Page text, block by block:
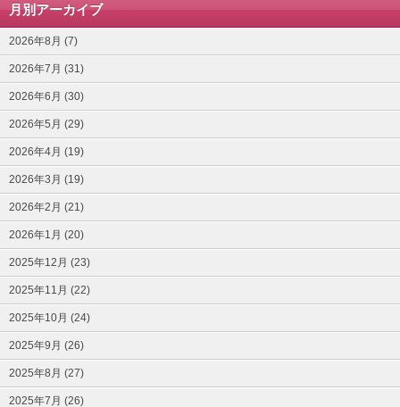
月別アーカイブ
2026年8月 (7)
2026年7月 (31)
2026年6月 (30)
2026年5月 (29)
2026年4月 (19)
2026年3月 (19)
2026年2月 (21)
2026年1月 (20)
2025年12月 (23)
2025年11月 (22)
2025年10月 (24)
2025年9月 (26)
2025年8月 (27)
2025年7月 (26)